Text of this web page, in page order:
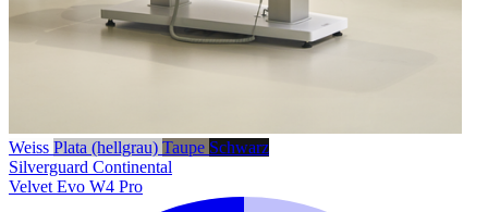
Weiss Plata (hellgrau) Taupe Schwarz
Silverguard Continental
Velvet Evo W4 Pro